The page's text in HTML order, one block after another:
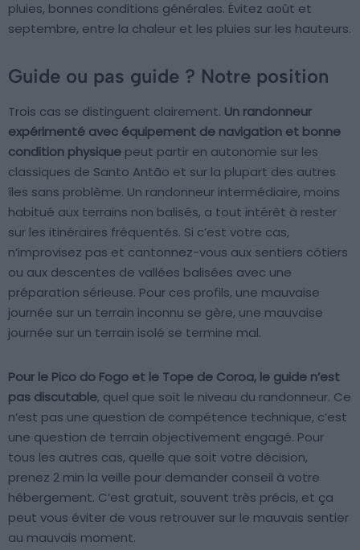
pluies, bonnes conditions générales. Évitez août et
septembre, entre la chaleur et les pluies sur les hauteurs.
Guide ou pas guide ? Notre position
Trois cas se distinguent clairement. Un randonneur
expérimenté avec équipement de navigation et bonne
condition physique peut partir en autonomie sur les
classiques de Santo Antão et sur la plupart des autres
îles sans problème. Un randonneur intermédiaire, moins
habitué aux terrains non balisés, a tout intérêt à rester
sur les itinéraires fréquentés. Si c’est votre cas,
n’improvisez pas et cantonnez-vous aux sentiers côtiers
ou aux descentes de vallées balisées avec une
préparation sérieuse. Pour ces profils, une mauvaise
journée sur un terrain inconnu se gère, une mauvaise
journée sur un terrain isolé se termine mal.
Pour le Pico do Fogo et le Tope de Coroa, le guide n’est
pas discutable, quel que soit le niveau du randonneur. Ce
n’est pas une question de compétence technique, c’est
une question de terrain objectivement engagé. Pour
tous les autres cas, quelle que soit votre décision,
prenez 2 min la veille pour demander conseil à votre
hébergement. C’est gratuit, souvent très précis, et ça
peut vous éviter de vous retrouver sur le mauvais sentier
au mauvais moment.